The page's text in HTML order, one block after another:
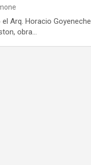
Arq. Horacio Goyeneche
obra…